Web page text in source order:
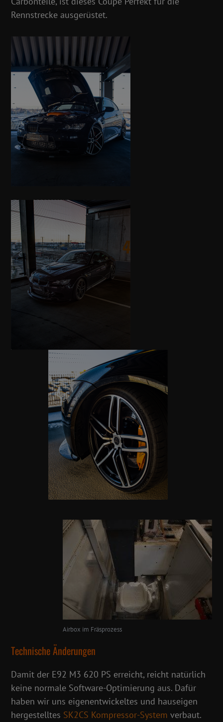
Rennstrecke ausgerüstet.
Airbox im Fräsprozess
Technische Änderungen
Damit der E92 M3 620 PS erreicht, reicht natürlich
keine normale Software-Optimierung aus. Dafür
haben wir uns eigenentwickeltes und hauseigen
hergestelltes SK2CS Kompressor-System verbaut.